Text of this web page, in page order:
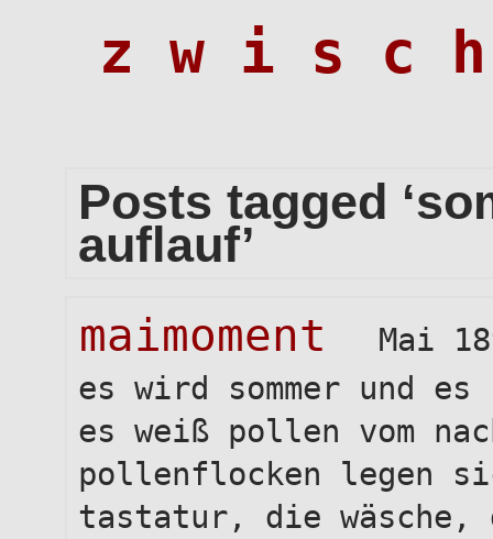
z w i s c
Posts tagged
auflauf’
maimoment
Mai
es wird sommer und
es weiß pollen vom
pollenflocken legen
tastatur, die